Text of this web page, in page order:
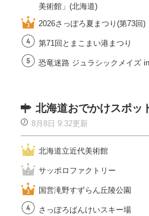
美術館」(北海道)
2026さっぽろ夏まつり(第73回)
第71回とまこまい港まつり
恐竜迷路 ジュラシックメイズ
北海道おでかけスポッ
8月8日 9:32更新
北海道立近代美術館
サッポロファクトリー
国営滝野すずらん丘陵公園
さっぽろばんけいスキー場